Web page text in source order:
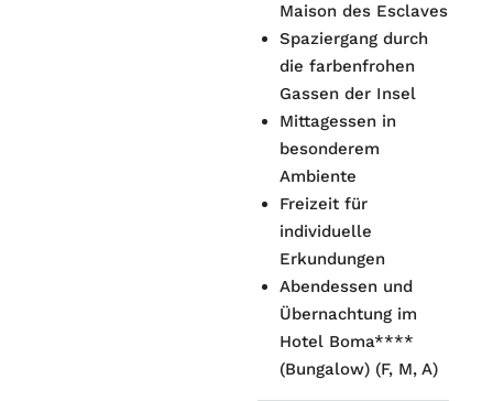
Maison des Esclaves
Spaziergang durch
die farbenfrohen
Gassen der Insel
Mittagessen in
besonderem
Ambiente
Freizeit für
individuelle
Erkundungen
Abendessen und
Übernachtung im
Hotel Boma****
(Bungalow) (F, M, A)